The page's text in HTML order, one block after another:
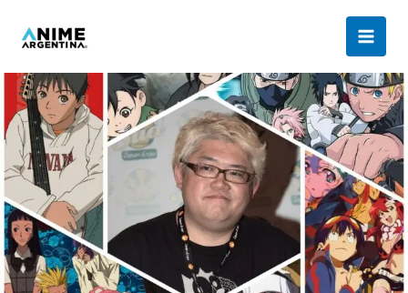
Un
último
adios
a
Osamu
Kobayashi